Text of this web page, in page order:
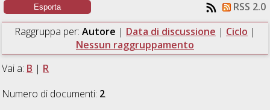
RSS 2.0
Raggruppa per: Autore | Data di discussione | Ciclo |
Nessun raggruppamento
Vai a: B | R
Numero di documenti: 2.